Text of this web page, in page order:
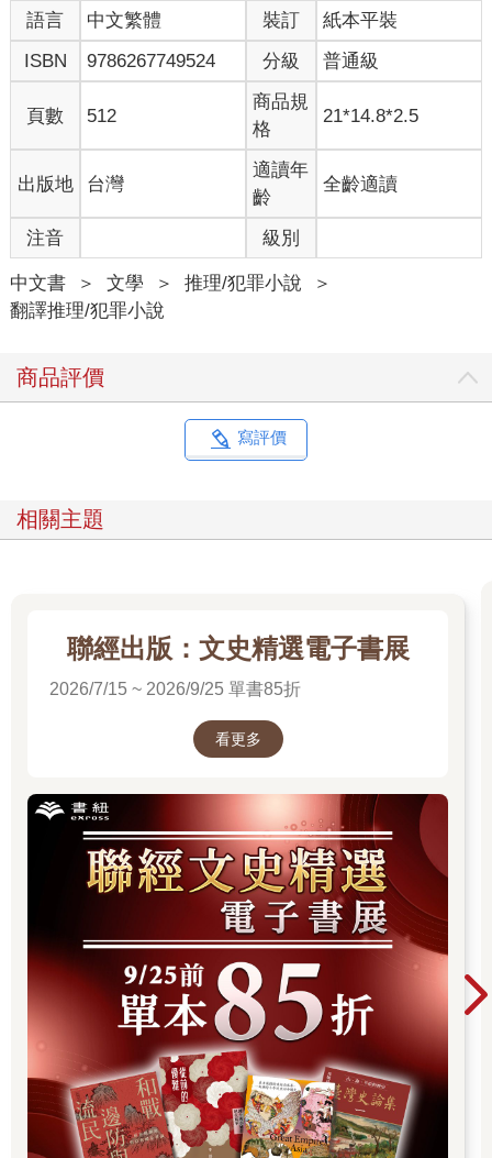
語言 中文繁體 裝訂
紙本平裝
ISBN
9786267749524 分級 普通級
頁數 512
商品規
格
21*14.8*2.5
出版地 台灣
適讀年
齡
全齡適讀
注音 級別
中文書 ＞ 文學 ＞ 推理/犯罪小說
＞
翻譯推理/犯罪小說
商品評價
寫評價
相關主題
聯經出版：文史精選電子書展
2026/7/15 ~ 2026/9/25 單書85折
看更多